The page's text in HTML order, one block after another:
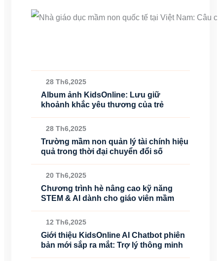
28 Th6,2025
Album ảnh KidsOnline: Lưu giữ
khoảnh khắc yêu thương của trẻ
28 Th6,2025
Trường mầm non quản lý tài chính hiệu
quả trong thời đại chuyển đổi số
20 Th6,2025
Chương trình hè nâng cao kỹ năng
STEM & AI dành cho giáo viên mầm
12 Th6,2025
Giới thiệu KidsOnline AI Chatbot phiên
bản mới sắp ra mắt: Trợ lý thông minh